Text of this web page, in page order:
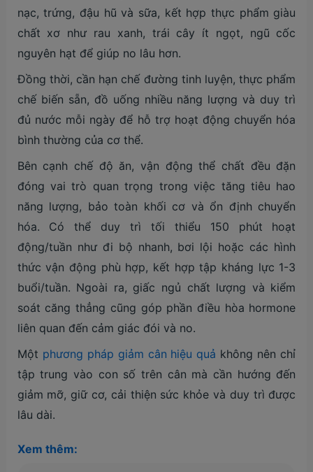
nạc, trứng, đậu hũ và sữa, kết hợp thực phẩm giàu
chất xơ như rau xanh, trái cây ít ngọt, ngũ cốc
nguyên hạt để giúp no lâu hơn.
Đồng thời, cần hạn chế đường tinh luyện, thực phẩm
chế biến sẵn, đồ uống nhiều năng lượng và duy trì
đủ nước mỗi ngày để hỗ trợ hoạt động chuyển hóa
bình thường của cơ thể.
Bên cạnh chế độ ăn, vận động thể chất đều đặn
đóng vai trò quan trọng trong việc tăng tiêu hao
năng lượng, bảo toàn khối cơ và ổn định chuyển
hóa. Có thể duy trì tối thiểu 150 phút hoạt
động/tuần như đi bộ nhanh, bơi lội hoặc các hình
thức vận động phù hợp, kết hợp tập kháng lực 1-3
buổi/tuần. Ngoài ra, giấc ngủ chất lượng và kiểm
soát căng thẳng cũng góp phần điều hòa hormone
liên quan đến cảm giác đói và no.
Một phương pháp giảm cân hiệu quả không nên chỉ
tập trung vào con số trên cân mà cần hướng đến
giảm mỡ, giữ cơ, cải thiện sức khỏe và duy trì được
lâu dài.
Xem thêm: